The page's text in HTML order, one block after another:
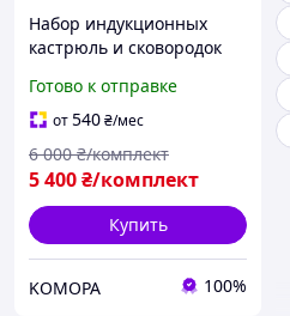
Набор индукционных
кастрюль и сковородок
стеклянной крышкой,
антипригарная посуда со
съемной ручкой, 772647
Готово к отправке
от540₴/мес
5 400₴/комплект
6 000 ₴/комплект
Купить
KOMOPA 100%